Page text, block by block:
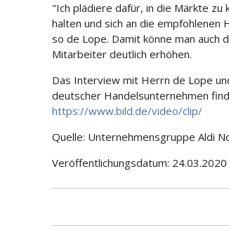
"Ich plädiere dafür, in die Märkte zu
halten und sich an die empfohlenen
so de Lope. Damit könne man auch
Mitarbeiter deutlich erhöhen.
Das Interview mit Herrn de Lope
deutscher Handelsunternehmen
https://www.bild.de/video/clip/
Quelle: Unternehmensgruppe Aldi
Veröffentlichungsdatum: 24.03.2020